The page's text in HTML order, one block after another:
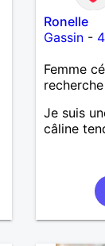
Ronelle
Gassin -
Femme
Je suis
câline